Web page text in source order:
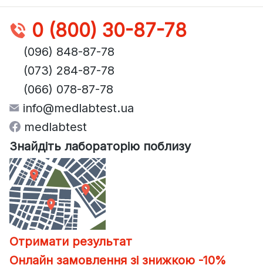
0 (800) 30-87-78
(096) 848-87-78
(073) 284-87-78
(066) 078-87-78
info@medlabtest.ua
medlabtest
Знайдіть лабораторію поблизу
Отримати результат
Онлайн замовлення зі знижкою -10%